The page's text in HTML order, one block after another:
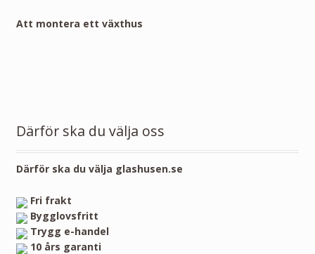
Att montera ett växthus
Därför ska du välja oss
Därför ska du välja glashusen.se
Fri frakt
Bygglovsfritt
Trygg e-handel
10 års garanti